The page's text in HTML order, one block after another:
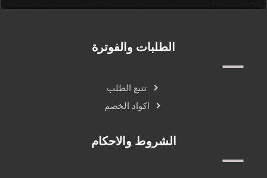
الطلبات والفوترة
تتبع الطلب
اكواد الخصم
الشروط والاحكام